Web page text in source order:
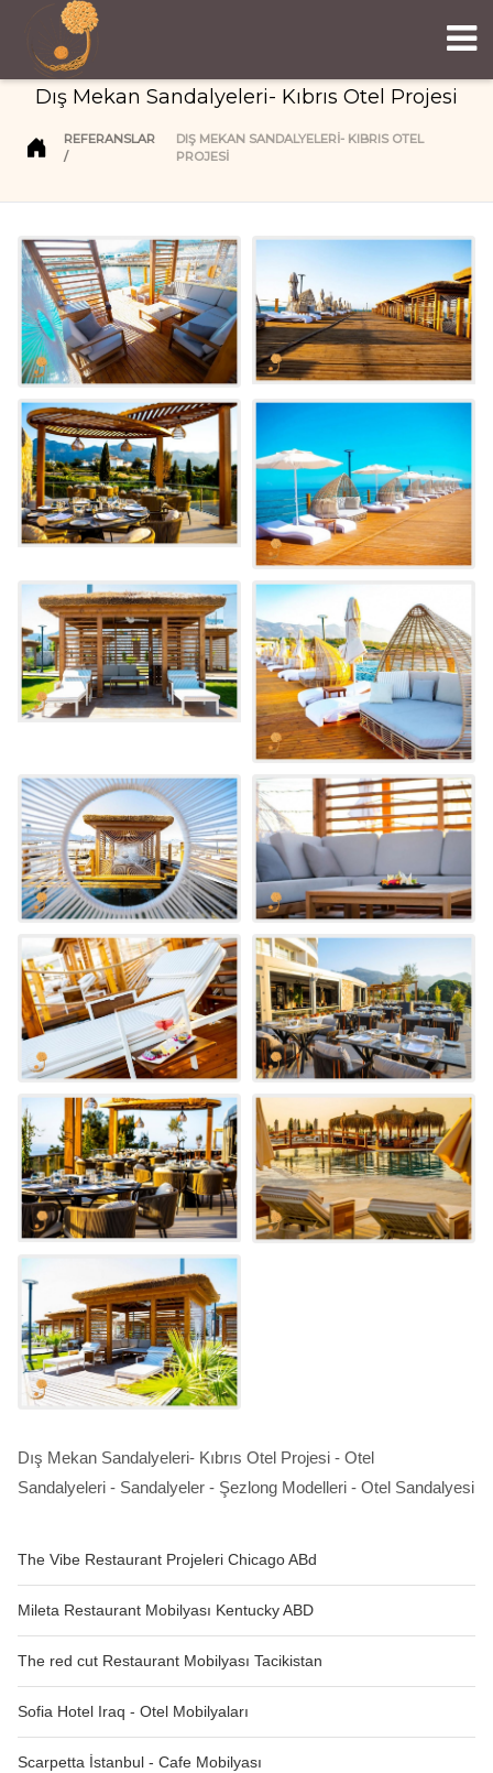
Dış Mekan Sandalyeleri- Kıbrıs Otel Projesi
REFERANSLAR
DIŞ MEKAN SANDALYELERI- KIBRIS OTEL
PROJESI
The Vibe Restaurant Projeleri Chicago ABd
Mileta Restaurant Mobilyası Kentucky ABD
The red cut Restaurant Mobilyası Tacikistan
Sofia Hotel Iraq - Otel Mobilyaları
Scarpetta İstanbul - Cafe Mobilyası
Dış Mekan Sandalyeleri- Kıbrıs Otel Projesi - Otel
Sandalyeleri - Sandalyeler - Şezlong Modelleri - Otel Sandalyesi